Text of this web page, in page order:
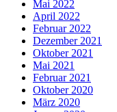
Mai 2022
April 2022
Februar 2022
Dezember 2021
Oktober 2021
Mai 2021
Februar 2021
Oktober 2020
März 2020